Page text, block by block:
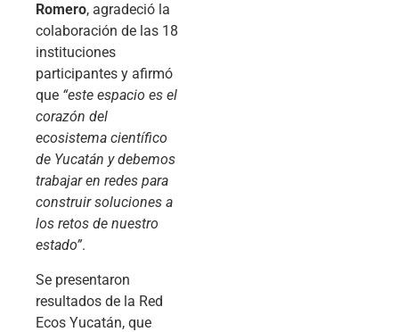
Romero, agradeció la
colaboración de las 18
instituciones
participantes y afirmó
que “este espacio es el
corazón del
ecosistema científico
de Yucatán y debemos
trabajar en redes para
construir soluciones a
los retos de nuestro
estado”.
Se presentaron
resultados de la Red
Ecos Yucatán, que